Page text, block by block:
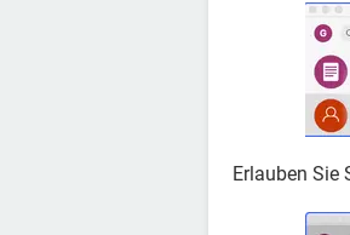
Erlauben Sie